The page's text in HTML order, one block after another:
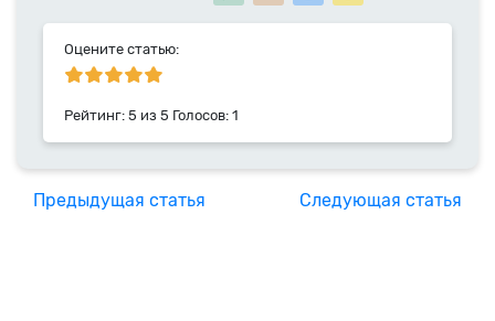
Оцените статью:
Рейтинг: 5 из 5 Голосов: 1
Предыдущая статья Следующая статья